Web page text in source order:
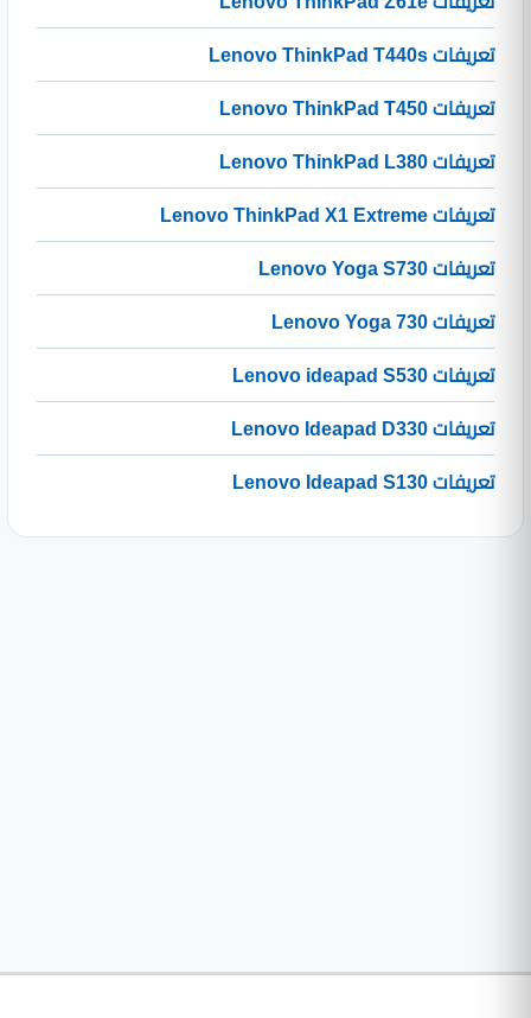
تعريفات Lenovo ThinkPad T440s
تعريفات Lenovo ThinkPad T450
تعريفات Lenovo ThinkPad L380
تعريفات Lenovo ThinkPad X1 Extreme
تعريفات Lenovo Yoga S730
تعريفات Lenovo Yoga 730
تعريفات Lenovo ideapad S530
تعريفات Lenovo Ideapad D330
تعريفات Lenovo Ideapad S130